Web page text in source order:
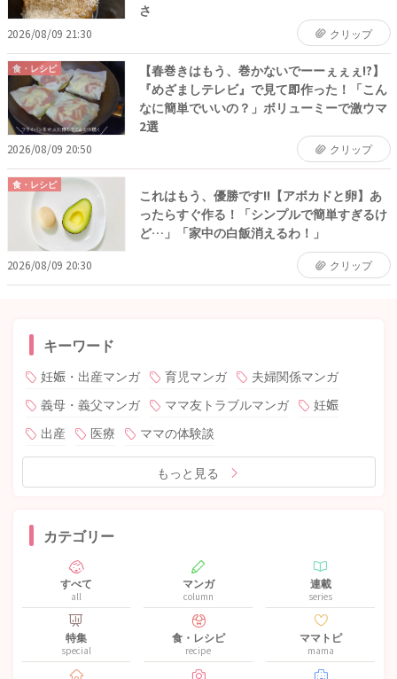
さ
2026/08/09 21:30 クリップ
食・レシピ
【春巻きはもう、巻かないでーーぇぇぇ!?】
『めざましテレビ』で見て即作った！「こん
なに簡単でいいの？」ボリューミーで激ウマ
2選
2026/08/09 20:50 クリップ
食・レシピ
これはもう、優勝です!!【アボカドと卵】あ
ったらすぐ作る！「シンプルで簡単すぎるけ
ど…」「家中の白飯消えるわ！」
2026/08/09 20:30 クリップ
キーワード
妊娠・出産マンガ 育児マンガ
夫婦関係マンガ
義母・義父マンガ
ママ友トラブルマンガ
妊娠
出産
医療 ママの体験談
もっと見る
カテゴリー
すべて
all
マンガ
column
連載
series
特集
special
食・レシピ
recipe
ママトピ
mama